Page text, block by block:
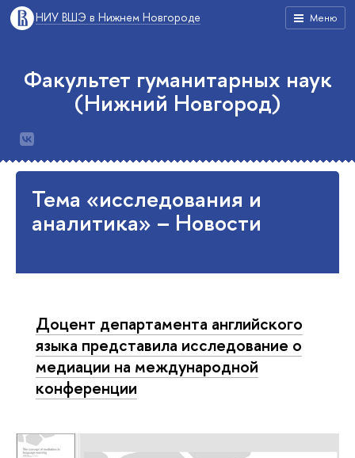
Меню
НИУ ВШЭ в Нижнем Новгороде
Факультет гуманитарных наук
(Нижний Новгород)
Тема «исследования и
аналитика» – Новости
Доцент департамента английского
языка представила исследование о
медиации на международной
конференции